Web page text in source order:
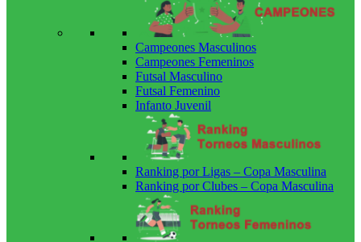
Campeones Masculinos
Campeones Femeninos
Futsal Masculino
Futsal Femenino
Infanto Juvenil
Ranking por Ligas – Copa Masculina
Ranking por Clubes – Copa Masculina